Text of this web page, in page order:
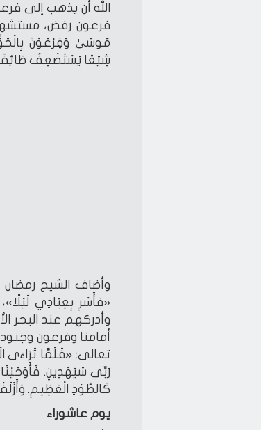
الله أن يذهب إلى
فرعون رفض،
مُوسَىٰ وَفِرْعَوْنَ
شِيَعًا يَسْتَضْعِفُ
وأضاف الشيخ رمضان
«فأَسْرِ بِعِبَادِي
وأدركهم عند البحر
أمامنا وفرعون
تعالى: «فَلَمَّا
رَبِّي سَيَهْدِينِ.
كَالطَّوْدِ الْعَظِيمِ.
يوم عاشوراء